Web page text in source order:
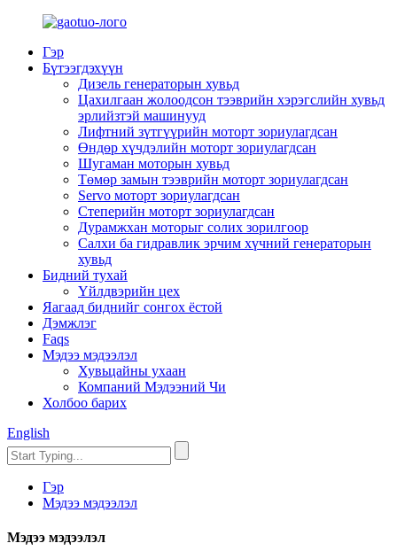
Гэр
Бүтээгдэхүүн
Дизель генераторын хувьд
Цахилгаан жолоодсон тээврийн хэрэгслийн хувьд
эрлийзтэй машинууд
Лифтний зүтгүүрийн моторт зориулагдсан
Өндөр хүчдэлийн моторт зориулагдсан
Шугаман моторын хувьд
Төмөр замын тээврийн моторт зориулагдсан
Servo моторт зориулагдсан
Степерийн моторт зориулагдсан
Дурамжхан моторыг солих зорилгоор
Салхи ба гидравлик эрчим хүчний генераторын
хувьд
Бидний тухай
Үйлдвэрийн цех
Яагаад биднийг сонгох ёстой
Дэмжлэг
Faqs
Мэдээ мэдээлэл
Хувьцайны ухаан
Компаний Мэдээний Чи
Холбоо барих
English
Гэр
Мэдээ мэдээлэл
Мэдээ мэдээлэл